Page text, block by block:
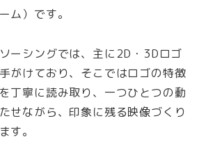
ム）です。
ーシングでは、主に2D・3Dロゴ
がけており、そこではロゴの特徴
丁寧に読み取り、一つひとつの動
せながら、印象に残る映像づくり
す。